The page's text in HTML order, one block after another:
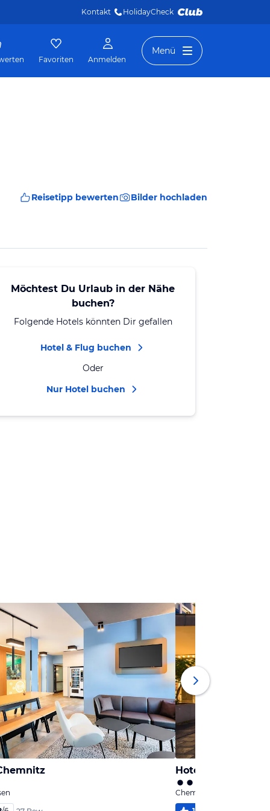
Kontakt HolidayCheck
Favoriten Anmelden
Menü
Reisetipp bewerten Bilder hochladen
Möchtest Du Urlaub in der Nähe
buchen?
Folgende Hotels könnten Dir gefallen
Hotel & Flug buchen
Oder
Nur Hotel buchen
Hotel an der Oper
Chemnitz, Sachsen